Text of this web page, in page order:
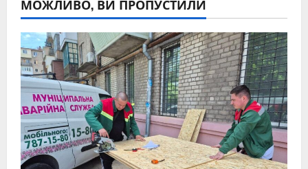
МОЖЛИВО, ВИ ПРОПУСТИЛИ